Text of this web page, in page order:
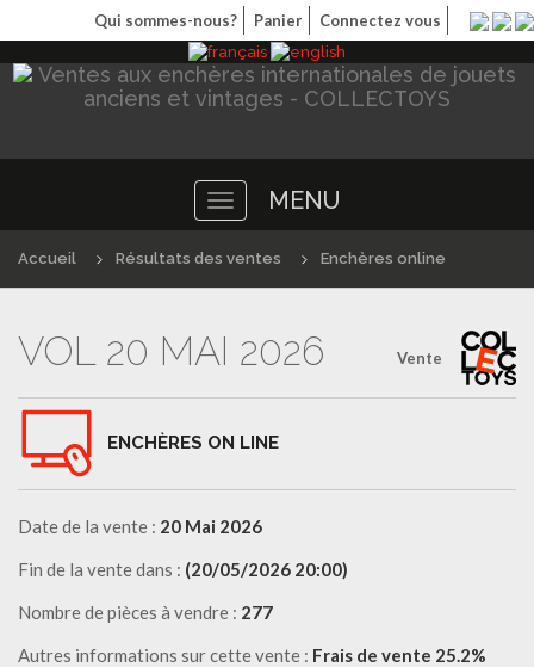
Qui sommes-nous? Panier Connectez vous
Toggle
navigation
MENU
Accueil Résultats des ventes Enchères online
Vente
VOL 20 MAI 2026
ENCHÈRES ON LINE
Date de la vente : 20 Mai 2026
Fin de la vente dans : (20/05/2026 20:00)
Nombre de pièces à vendre : 277
Autres informations sur cette vente : Frais de vente 25.2%